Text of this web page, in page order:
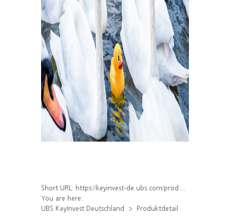
Short URL: https://keyinvest-de.ubs.com/produkt/detail/index/isin/DE000WA6SPZ5
You are here:
UBS KeyInvest Deutschland
Produktdetail